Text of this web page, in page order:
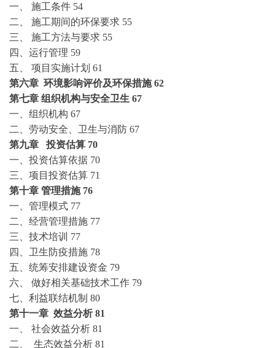
一、
施工条件 54
二、
施工期间的环保要求 55
三、
施工方法与要求 55
四、运行管理 59
五、
项目实施计划 61
第六章 环境影响评价及环保措施 62
第七章 组织机构与安全卫生 67
一、组织机构 67
二、劳动安全、卫生与消防 67
第九章
投资估算 70
一、投资估算依据 70
三、项目投资估算 71
第十章 管理措施 76
一、管理模式 77
二、经营管理措施 77
三、技术培训 77
四、卫生防疫措施 78
五、统筹安排建设资金 79
六、
做好相关基础技术工作 79
七、利益联结机制 80
第十一章 效益分析 81
一、
社会效益分析 81
二、
生态效益分析 81